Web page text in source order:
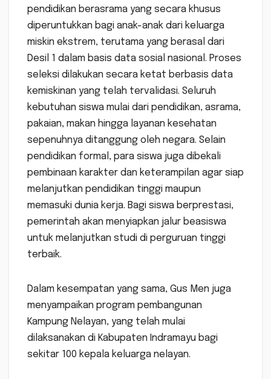
pendidikan berasrama yang secara khusus
diperuntukkan bagi anak-anak dari keluarga
miskin ekstrem, terutama yang berasal dari
Desil 1 dalam basis data sosial nasional. Proses
seleksi dilakukan secara ketat berbasis data
kemiskinan yang telah tervalidasi. Seluruh
kebutuhan siswa mulai dari pendidikan, asrama,
pakaian, makan hingga layanan kesehatan
sepenuhnya ditanggung oleh negara. Selain
pendidikan formal, para siswa juga dibekali
pembinaan karakter dan keterampilan agar siap
melanjutkan pendidikan tinggi maupun
memasuki dunia kerja. Bagi siswa berprestasi,
pemerintah akan menyiapkan jalur beasiswa
untuk melanjutkan studi di perguruan tinggi
terbaik.
Dalam kesempatan yang sama, Gus Men juga
menyampaikan program pembangunan
Kampung Nelayan, yang telah mulai
dilaksanakan di Kabupaten Indramayu bagi
sekitar 100 kepala keluarga nelayan.